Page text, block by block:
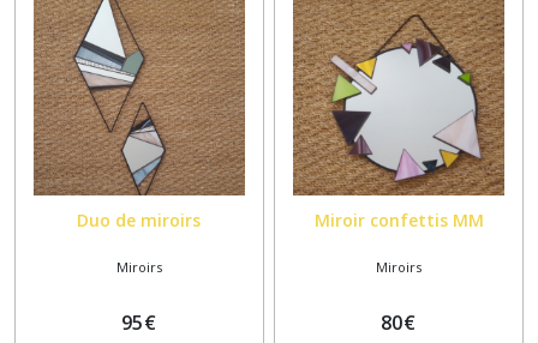
Duo de miroirs
Miroirs
95€
Miroir confettis MM
Miroirs
80€